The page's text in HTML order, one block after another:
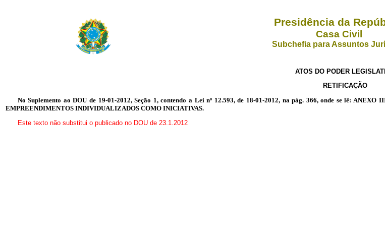
Presidência da
Casa Civil
Subchefia para Assuntos
ATOS DO PODER
RETIFICAÇÃO
No Suplemento ao DOU de 19-01-2012, Seção 1, contendo a Lei nº 12.593, de 18-01-2012, na pág. 366, onde se lê:
EMPREENDIMENTOS INDIVIDUALIZADOS COMO INICIATIVAS.
Este texto não substitui o publicado no DOU de 23.1.2012